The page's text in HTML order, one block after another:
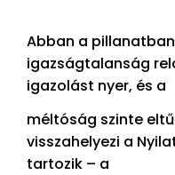
Abban a
igazságtalanság
igazolást nyer, és a
méltóság szinte
visszahelyezi a
tartozik – a